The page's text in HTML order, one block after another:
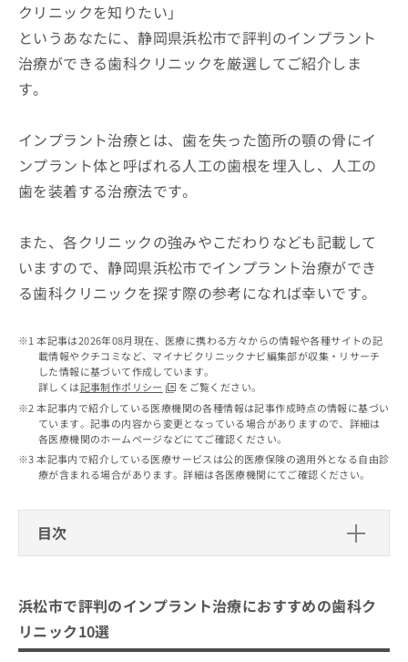
クリニックを知りたい」
というあなたに、静岡県浜松市で評判のインプラント
治療ができる歯科クリニックを厳選してご紹介しま
す。
インプラント治療とは、歯を失った箇所の顎の骨にイ
ンプラント体と呼ばれる人工の歯根を埋入し、人工の
歯を装着する治療法です。
また、各クリニックの強みやこだわりなども記載して
いますので、静岡県浜松市でインプラント治療ができ
る歯科クリニックを探す際の参考になれば幸いです。
本記事は2026年08月現在、医療に携わる方々からの情報や各種サイトの記
載情報やクチコミなど、マイナビクリニックナビ編集部が収集・リサーチ
した情報に基づいて作成しています。
詳しくは記事制作ポリシー
をご覧ください。
本記事内で紹介している医療機関の各種情報は記事作成時点の情報に基づい
ています。記事の内容から変更となっている場合がありますので、詳細は
各医療機関のホームページなどにてご確認ください。
本記事内で紹介している医療サービスは公的医療保険の適用外となる自由診
療が含まれる場合があります。詳細は各医療機関にてご確認ください。
目次
あいみる歯科
浜松市で評判のインプラント治療におすすめの歯科ク
リニック10選
関
す
る
お
問
わ
せ
は
こ
ら
こち
らは
マイ
クリ
ニッ
クナ
ビサ
イト
への
お問
合せ
フォ
ーム
クリ
約・
症状
のご
広
告
出
稿
お
問
い
合
わ
は
ち
ら
資
請
こ
料
報
拡
充
の
広
告
代
理
方
は
こ
広
告
稿
い
せ
料
の
ご
請
こ